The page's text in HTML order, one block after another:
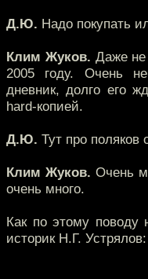
Д.Ю. Надо покупать
Клим Жуков. Даже не
2005 году. Очень
дневник, долго его
hard-копией.
Д.Ю. Тут про поляков
Клим Жуков. Очень
очень много.
Как по этому поводу
историк Н.Г. Устрялов: